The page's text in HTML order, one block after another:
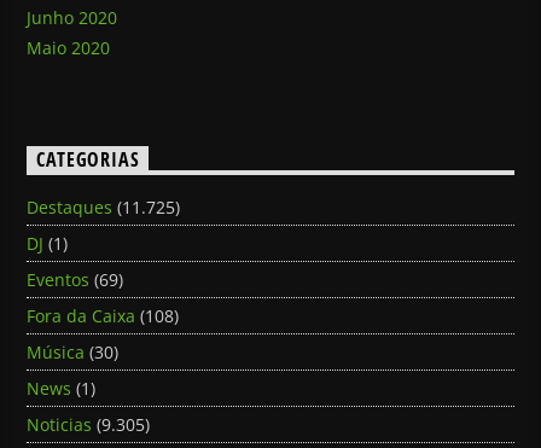
Junho 2020
Maio 2020
CATEGORIAS
Destaques (11.725)
DJ (1)
Eventos (69)
Fora da Caixa (108)
Música (30)
News (1)
Noticias (9.305)